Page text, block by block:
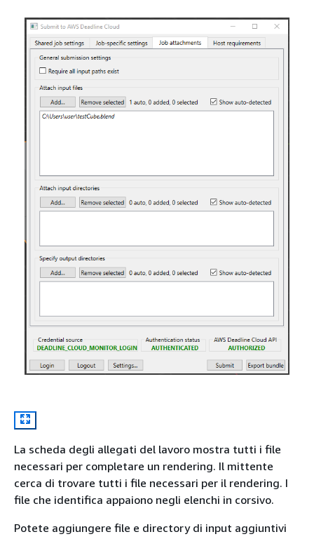
La scheda degli allegati del lavoro mostra tutti i file
necessari per completare un rendering. Il mittente
cerca di trovare tutti i file necessari per il rendering. I
file che identifica appaiono negli elenchi in corsivo.
Potete aggiungere file e directory di input aggiuntivi